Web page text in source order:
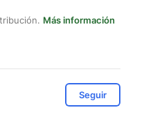
Más información
Seguir